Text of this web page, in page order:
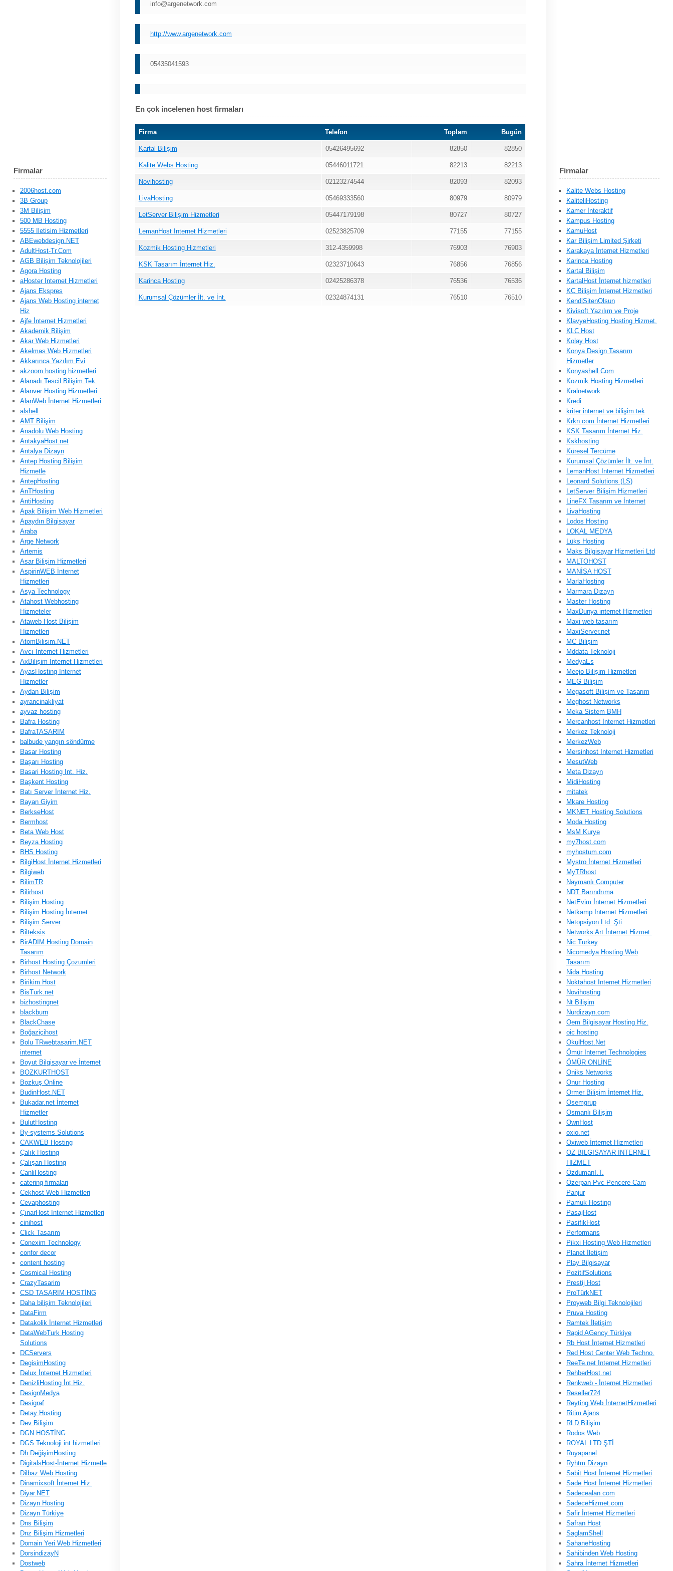
Firmalar
Kalite Webs Hosting
KaliteliHosting
Kamer İnteraktif
Kampus Hosting
KamuHost
Kar Bilişim Limited Şirketi
Karakaya İnternet Hizmetleri
Karinca Hosting
Kartal Bilişim
KartalHost İnternet hizmetleri
KC Bilişim İnternet Hizmetleri
KendiSitenOlsun
Kivisoft Yazılım ve Proje
KlavyeHosting Hosting Hizmet.
KLC Host
Kolay Host
Konya Design Tasarım
Hizmetler
Konyashell.Com
Kozmik Hosting Hizmetleri
Kralnetwork
Kredi
kriter internet ve bilişim tek
Krkn.com İnternet Hizmetleri
KSK Tasarım İnternet Hiz.
Kskhosting
Küresel Tercüme
Kurumsal Çözümler İlt. ve İnt.
LemanHost Internet Hizmetleri
Leonard Solutions (LS)
LetServer Bilişim Hizmetleri
LineFX Tasarım ve İnternet
LivaHosting
Lodos Hosting
LOKAL MEDYA
Lüks Hosting
Maks Bilgisayar Hizmetleri Ltd
MALTOHOST
MANİSA HOST
MarlaHosting
Marmara Dizayn
Master Hosting
MaxDunya internet Hizmetleri
Maxi web tasarım
MaxiServer.net
MC Bilişim
Mddata Teknoloji
MedyaEs
Meejo Bilişim Hizmetleri
MEG Bilişim
Megasoft Bilişim ve Tasarım
Meghost Networks
Meka Sistem BMH
Mercanhost İnternet Hizmetleri
Merkez Teknoloji
MerkezWeb
Mersinhost Internet Hizmetleri
MesutWeb
Meta Dizayn
MidiHosting
mitatek
Mkare Hosting
MKNET Hosting Solutions
Moda Hosting
MsM Kurye
my7host.com
myhostum.com
Mystro İnternet Hizmetleri
MyTRhost
Naymanlı Computer
NDT Barındrıma
NetEvim İnternet Hizmetleri
Netkamp Internet Hizmetleri
Netopsiyon Ltd. Şti
Networks Art İnternet Hizmet.
Nic Turkey
Nicomedya Hosting Web
Tasarım
Nida Hosting
Noktahost Internet Hizmetleri
Novihosting
Nt Bilişim
Nurdizayn.com
Oem Bilgisayar Hosting Hiz.
oic hosting
OkulHost.Net
Ömür Internet Technologies
ÖMÜR ONLİNE
Oniks Networks
Onur Hosting
Ormer Bilişim İnternet Hiz.
Osemgrup
Osmanlı Bilişim
OwnHost
oxio.net
Oxiweb İnternet Hizmetleri
OZ BILGISAYAR İNTERNET
HIZMET
ÖzdumanI.T.
Özerpan Pvc Pencere Cam
Panjur
Pamuk Hosting
PasajHost
PasifikHost
Performans
Pikxi Hosting Web Hizmetleri
Planet İletişim
Play Bilgisayar
PozitifSolutions
Prestij Host
ProTürkNET
Proyweb Bilgi Teknolojileri
Pruva Hosting
Ramtek İletişim
Rapid AGency Türkiye
Rb Host İnternet Hizmetleri
Red Host Center Web Techno.
ReeTe.net Internet Hizmetleri
RehberHost.net
Renkweb - İnternet Hizmetleri
Reseller724
Reyting Web İnternetHizmetleri
Ritim Ajans
RLD Bilişim
Rodos Web
ROYAL LTD ŞTİ
Ruyapanel
Ryhtm Dizayn
Sabit Host İnternet Hizmetleri
Sade Host İnternet Hizmetleri
Sadecealan.com
SadeceHizmet.com
Safir İnternet Hizmetleri
Safran Host
SaglamShell
SahaneHosting
Sahibinden Web Hosting
Sahra İnternet Hizmetleri
info@argenetwork.com
http://www.argenetwork.com
05435041593
En çok incelenen host firmaları
Firma Telefon Toplam Bugün
Kartal Bilişim 05426495692 82850 82850
Kalite Webs Hosting 05446011721 82213 82213
Novihosting 02123274544 82093 82093
LivaHosting 05469333560 80979 80979
LetServer Bilişim Hizmetleri 05447179198 80727 80727
LemanHost Internet Hizmetleri 02523825709 77155 77155
Kozmik Hosting Hizmetleri 312-4359998 76903 76903
KSK Tasarım İnternet Hiz. 02323710643 76856 76856
Karinca Hosting 02425286378 76536 76536
Kurumsal Çözümler İlt. ve İnt. 02324874131 76510 76510
Firmalar
2006host.com
3B Group
3M Bilişim
500 MB Hosting
5555 Iletisim Hizmetleri
ABEwebdesign.NET
AdultHost-Tr.Com
AGB Bilişim Teknolojileri
Agora Hosting
aHoster Internet Hizmetleri
Ajans Ekspres
Ajans Web Hosting internet
Hiz
Ajfe İnternet Hizmetleri
Akademik Bilişim
Akar Web Hizmetleri
Akelmas Web Hizmetleri
Akkarınca Yazılım Evi
akzoom hosting hizmetleri
Alanadı Tescil Bilişim Tek.
Alanver Hosting Hizmetleri
AlanWeb İnternet Hizmetleri
alshell
AMT Bilişim
Anadolu Web Hosting
AntakyaHost.net
Antalya Dizayn
Antep Hosting Bilişim
Hizmetle
AntepHosting
AnTHosting
AntiHosting
Apak Bilişim Web Hizmetleri
Apaydın Bilgisayar
Araba
Arge Network
Artemis
Asar Bilişim Hizmetleri
AspirinWEB İnternet
Hizmetleri
Asya Technology
Atahost Webhosting
Hizmeteler
Ataweb Host Bilişim
Hizmetleri
AtomBilisim.NET
Avcı İnternet Hizmetleri
AxBilişim İnternet Hizmetleri
AyasHosting İnternet
Hizmetler
Aydan Bilişim
ayrancinakliyat
ayvaz hosting
Bafra Hosting
BafraTASARIM
balbude yangın söndürme
Basar Hosting
Başarı Hosting
Basari Hosting Int. Hiz.
Başkent Hosting
Batı Server İnternet Hiz.
Bayan Giyim
BerkseHost
Bermhost
Beta Web Host
Beyza Hosting
BHS Hosting
BilgiHost İnternet Hizmetleri
Bilgiweb
BilimTR
Bilirhost
Bilişim Hosting
Bilişim Hosting İnternet
Bilişim Server
Bilteksis
BirADIM Hosting Domain
Tasarım
Birhost Hosting Çozumleri
Birhost Network
Birikim Host
BisTurk.net
bizhostingnet
blackburn
BlackChase
Boğaziçihost
Bolu TRwebtasarim.NET
internet
Boyut Bilgisayar ve İnternet
BOZKURTHOST
Bozkuş Online
BudinHost.NET
Bukadar.net İnternet
Hizmetler
BulutHosting
By-systems Solutions
CAKWEB Hosting
Çalık Hosting
Çalışan Hosting
CanliHosting
catering firmalari
Cekhost Web Hizmetleri
Cevaphosting
ÇınarHost İnternet Hizmetleri
cinihost
Click Tasarım
Conexim Technology
confor decor
content hosting
Cosmical Hosting
CrazyTasarim
CSD TASARIM HOSTİNG
Daha bilişim Teknolojileri
DataFirm
Datakolik İnternet Hizmetleri
DataWebTurk Hosting
Solutions
DCServers
DegisimHosting
Delux İnternet Hizmetleri
DenizliHosting İnt.Hiz.
DesignMedya
Desigraf
Detay Hosting
Dev Bilişim
DGN HOSTİNG
DGS Teknoloji int hizmetleri
Dh DeğişimHosting
DigitalsHost-İnternet Hizmetle
Dilbaz Web Hosting
Dinamixsoft İnternet Hiz.
Diyar.NET
Dizayn Hosting
Dizayn Türkiye
Dns Bilişim
Dnz Bilişim Hizmetleri
Domain Yeri Web Hizmetleri
DorsindizayN
Dostweb